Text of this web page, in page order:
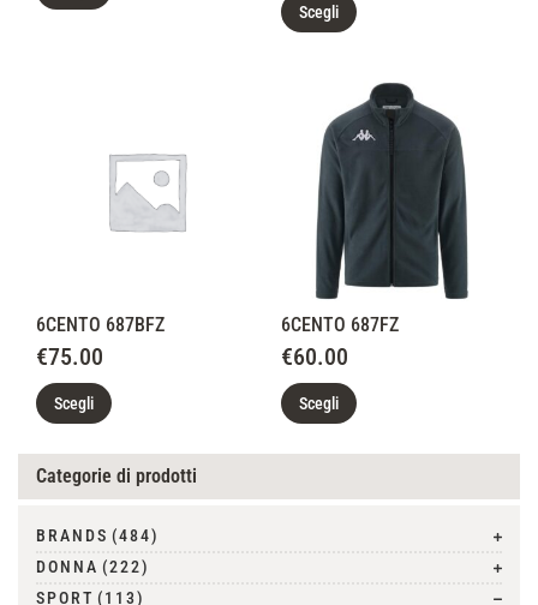
Scegli
6CENTO 687BFZ
€75.00
Scegli
6CENTO 687FZ
€60.00
Scegli
Categorie di prodotti
BRANDS (484)
DONNA (222)
SPORT (113)